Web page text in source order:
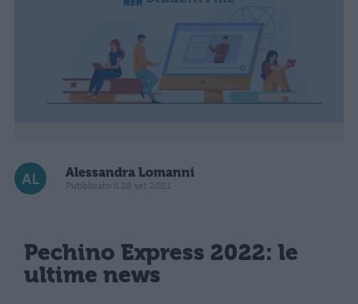
Alessandra Lomanni
Pubblicato il 28 set 2021
Pechino Express 2022: le
ultime news